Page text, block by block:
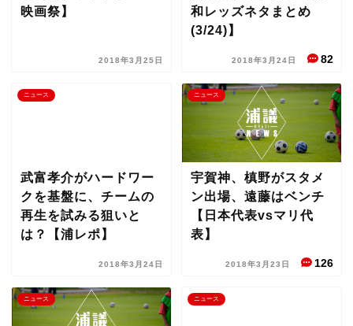
映画祭】
2018年3月25日
和レッズネタまとめ
(3/24)】
2018年3月24日 82
ニュース
武富孝介がハードワー
クを基盤に、チームの
再生を試みる狙いと
は？【浦レポ】
2018年3月24日
ニュース
宇賀神、槙野がスタメ
ン出場、遠藤はベンチ
【日本代表vsマリ代
表】
2018年3月23日 126
ニュース ニュース